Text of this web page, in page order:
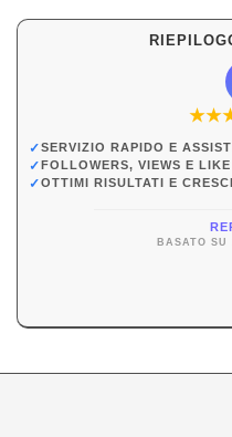
★★
✓SERVIZIO RAPIDO E
✓FOLLOWERS, VIEWS E
✓OTTIMI RISULTATI E
BASATO SU